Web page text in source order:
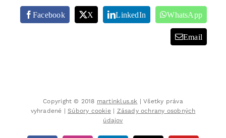
Facebook X LinkedIn WhatsApp
Email
Copyright © 2018 martinklus.sk | Všetky práva
vyhradené |Súbory cookie| Zásady ochrany osobných
údajov